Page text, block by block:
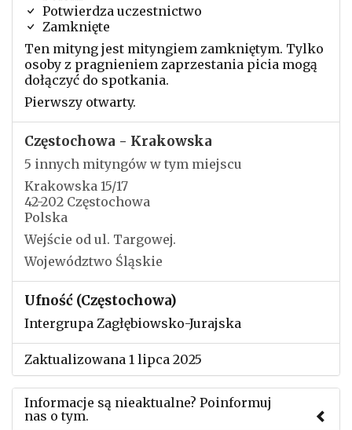
Potwierdza uczestnictwo
Zamknięte
Ten mityng jest mityngiem zamkniętym. Tylko
osoby z pragnieniem zaprzestania picia mogą
dołączyć do spotkania.
Pierwszy otwarty.
Częstochowa - Krakowska
5 innych mityngów w tym miejscu
Krakowska 15/17
42-202 Częstochowa
Polska
Wejście od ul. Targowej.
Województwo Śląskie
Ufność (Częstochowa)
Intergrupa Zagłębiowsko-Jurajska
Zaktualizowana 1 lipca 2025
Informacje są nieaktualne? Poinformuj
nas o tym.